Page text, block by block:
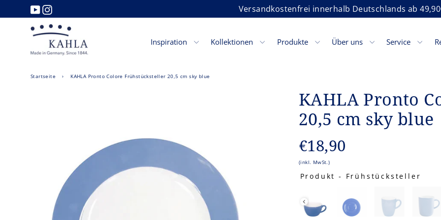
zum
YouTube Versandkostenfrei innerhalb Deutschlands ab
Inspiration Kollektionen Produkte Über uns Service
Startseite › KAHLA Pronto Colore Frühstücksteller 20,5 cm sky blue
KAHLA Pronto
20,5 cm sky blue
€18,90
(inkl. MwSt.)
Produkt - Frühstücksteller